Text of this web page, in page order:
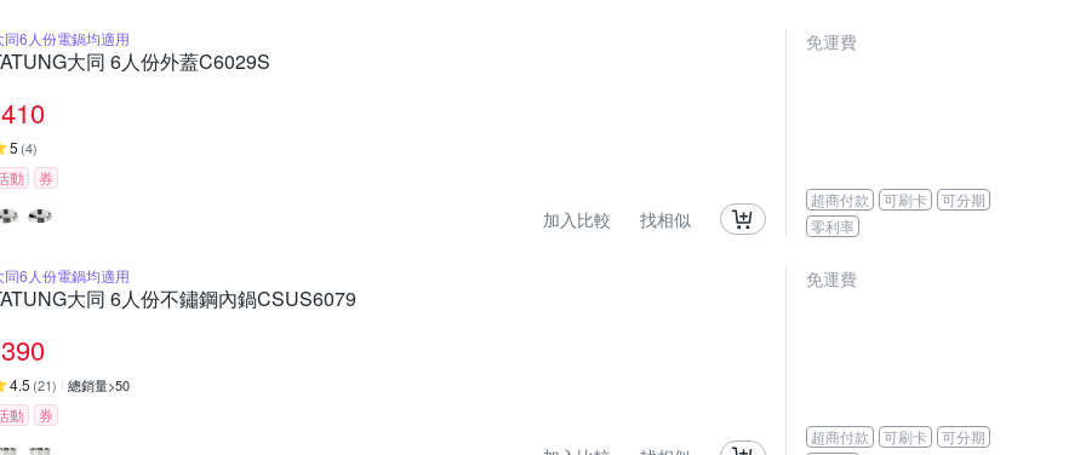
同6人份電鍋均適用
大同 6人份外蓋C6029S
410
5 (4)
動 券
加入比較 找相似
免運費
超商付款 可刷卡
可分期
零利率
同6人份電鍋均適用
大同 6人份不鏽鋼內鍋CSUS6079
390
4.5 (21) 總銷量>50
動 券
免運費
超商付款 可刷卡
可分期